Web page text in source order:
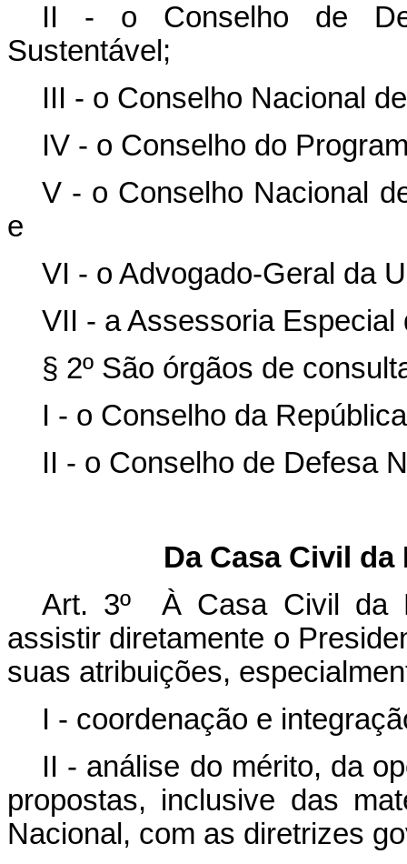
II - o Conselho de
Sustentável;
III - o Conselho Nacional
IV - o Conselho do
V - o Conselho Nacional
e
VI - o Advogado-Geral da
VII - a Assessoria
§ 2º São órgãos de
I - o Conselho da
II - o Conselho de Defesa
Da Casa Civil
Art. 3º À Casa Civil da
assistir diretamente o
suas atribuições,
I - coordenação e
II - análise do mérito, da
propostas, inclusive das
Nacional, com as diretrizes